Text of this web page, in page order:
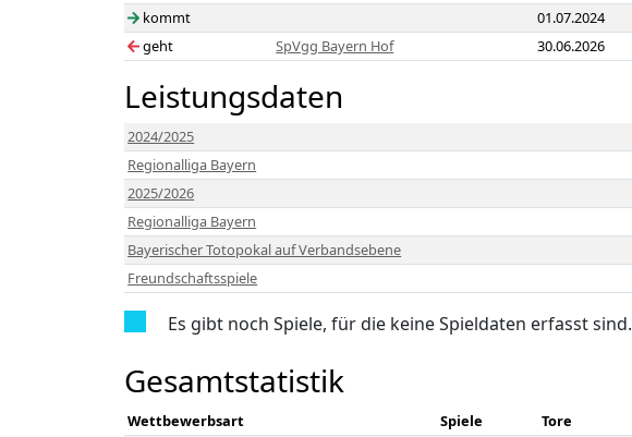
kommt
01.07.2024
geht
SpVgg Bayern Hof 30.06.2026
Leistungsdaten
2024/2025
Regionalliga Bayern
2025/2026
Regionalliga Bayern
Bayerischer Totopokal auf Verbandsebene
Freundschaftsspiele
Es gibt noch Spiele, für die keine Spieldaten erfasst sind.
Gesamtstatistik
Wettbewerbsart Spiele Tore